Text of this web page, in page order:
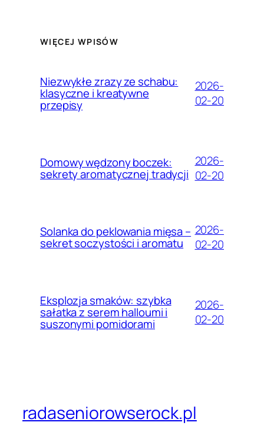
WIĘCEJ WPISÓW
Niezwykłe zrazy ze schabu:
klasyczne i kreatywne
przepisy
2026-
02-20
Domowy wędzony boczek:
sekrety aromatycznej tradycji
2026-
02-20
Solanka do peklowania mięsa –
sekret soczystości i aromatu
2026-
02-20
Eksplozja smaków: szybka
sałatka z serem halloumi i
suszonymi pomidorami
2026-
02-20
radaseniorowserock.pl